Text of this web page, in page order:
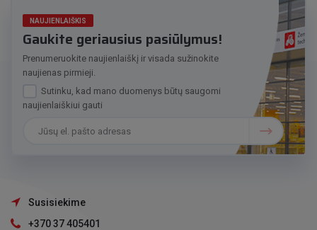
NAUJIENLAIŠKIS
Gaukite geriausius pasiūlymus!
Prenumeruokite naujienlaiškį ir visada sužinokite
naujienas pirmieji.
Sutinku, kad mano duomenys būtų saugomi
naujienlaiškiui gauti
Susisiekime
+370 37 405401